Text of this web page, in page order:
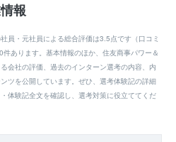
報
員・元社員による総合評価は3.5点です（口コミ
あります。基本情報のほか、住友商事パワー＆
会社の評価、過去のインターン選考の内容、内
ツを公開しています。ぜひ、選考体験記の詳細
体験記全文を確認し、選考対策に役立ててくだ